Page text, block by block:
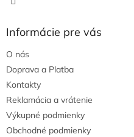
Informácie pre vás
O nás
Doprava a Platba
Kontakty
Reklamácia a vrátenie
Výkupné podmienky
Obchodné podmienky